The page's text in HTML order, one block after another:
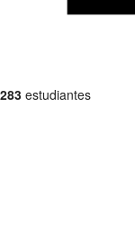
283 estudiantes